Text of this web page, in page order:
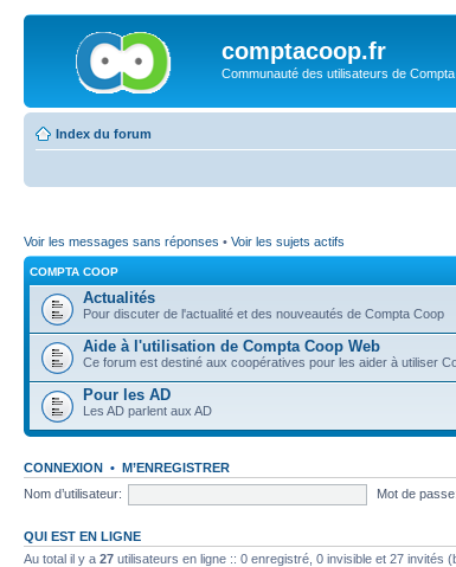
comptacoop.fr
Communauté des utilisateurs de
Index du forum
Voir les messages sans réponses • Voir les sujets actifs
COMPTA COOP
Actualités
Pour discuter de l'actualité et des nouveautés de Compta Coop
Aide à l'utilisation de Compta Coop Web
Ce forum est destiné aux coopératives pour les aider à utiliser
Pour les AD
Les AD parlent aux AD
CONNEXION • M’ENREGISTRER
Nom d’utilisateur:
Mot de passe:
QUI EST EN LIGNE
Au total il y a 27 utilisateurs en ligne :: 0 enregistré, 0 invisible et 27